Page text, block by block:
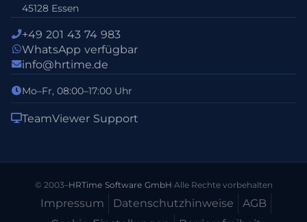
45128 Essen
+49 201 43 74 983
WhatsApp verfügbar
info@hrtime.de
Mo–Fr, 08:00–17:00 Uhr
TeamViewer Support
© 2003–HRTime Software GmbH·Alle Rechte vorbehalten
Impressum Datenschutz­hinweise
AGB